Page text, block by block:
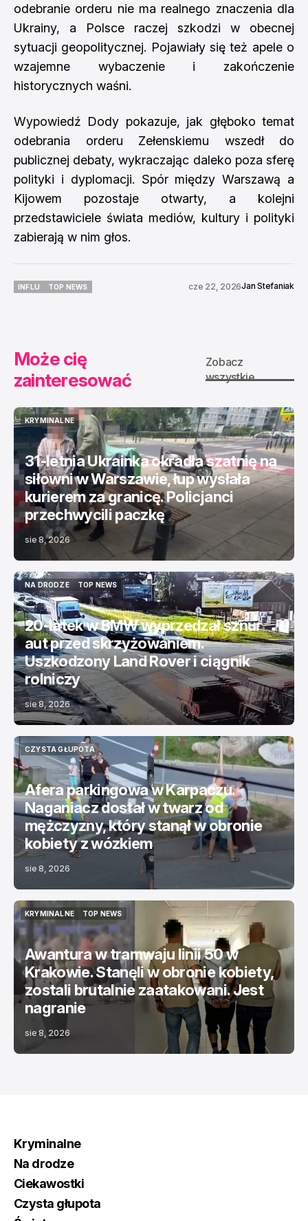
odebranie orderu nie ma realnego znaczenia dla
Ukrainy, a Polsce raczej szkodzi w obecnej
sytuacji geopolitycznej. Pojawiały się też apele o
wzajemne wybaczenie i zakończenie
historycznych waśni.
Wypowiedź Dody pokazuje, jak głęboko temat
odebrania orderu Zełenskiemu wszedł do
publicznej debaty, wykraczając daleko poza sferę
polityki i dyplomacji. Spór między Warszawą a
Kijowem pozostaje otwarty, a kolejni
przedstawiciele świata mediów, kultury i polityki
zabierają w nim głos.
INFLU
TOP NEWS
cze 22, 2026Jan Stefaniak
Może cię
zainteresować
Zobacz
wszystkie
KRYMINALNE
KRYMINALNE
31-letnia Ukrainka okradła szatnię na
siłowni w Warszawie, łup wysłała
kurierem za granicę. Policjanci
przechwycili paczkę
sie 8, 2026
NA DRODZE
NA DRODZE
TOP NEWS
TOP NEWS
20-latek w BMW wyprzedzał sznur
aut przed skrzyżowaniem.
Uszkodzony Land Rover i ciągnik
rolniczy
sie 8, 2026
CZYSTA GŁUPOTA
CZYSTA GŁUPOTA
Afera parkingowa w Karpaczu.
Naganiacz dostał w twarz od
mężczyzny, który stanął w obronie
kobiety z wózkiem
sie 8, 2026
KRYMINALNE
KRYMINALNE
TOP NEWS
TOP NEWS
Awantura w tramwaju linii 50 w
Krakowie. Stanęli w obronie kobiety,
zostali brutalnie zaatakowani. Jest
nagranie
sie 8, 2026
Kryminalne
Na drodze
Ciekawostki
Czysta głupota